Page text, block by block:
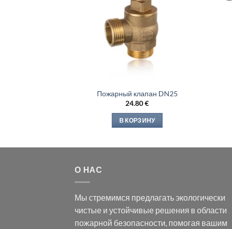
Пожарный клапан DN25
24.80€
В КОРЗИНУ
О НАС
Мы стремимся предлагать экологически
чистые и устойчивые решения в области
пожарной безопасности, помогая вашим